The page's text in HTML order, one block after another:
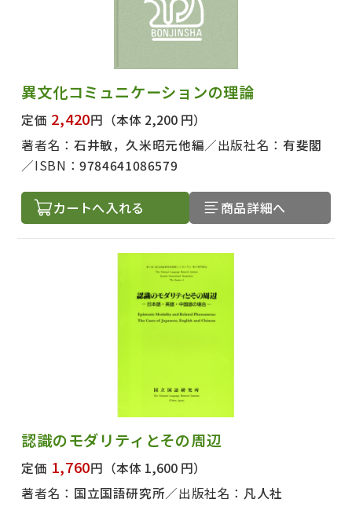
異文化コミュニケーションの理論
定価 2,420円 （本体 2,200 円）
著者名： 石井敏，久米昭元他編 出版社名： 有斐閣
ISBN：9784641086579
カートへ入れる 商品詳細へ
認識のモダリティとその周辺
定価 1,760円 （本体 1,600 円）
著者名： 国立国語研究所 出版社名： 凡人社